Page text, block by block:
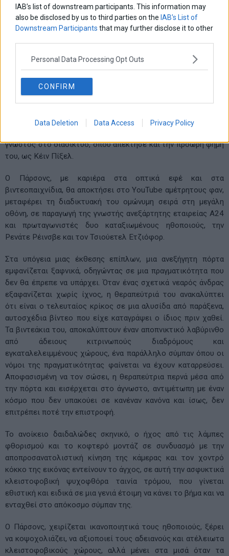
IAB’s list of downstream participants. This information may
also be disclosed by us to third parties on the IAB’s List of
Downstream Participants that may further disclose it to other
Personal Data Processing Opt Outs
CONFIRM
Data Deletion Data Access Privacy Policy
(«Backrooms») Ταινία τρόμου, αμερικάνικης παραγωγής του
2026, σε σκηνοθεσία Κέιν Πάρσονς, με τους Τσιούετελ
ψυχολογικού τρόμου για τους συνομήλικούς του, άντε και
λίγο παραπάνω, για τη γενιά, που έχει μάθει να μοιράζει τη
και ψηφιακής «πραγματικότητας», κοινωνικά δίκτυα και ό,τι
γνωστός στο διαδίκτυο, όπου απέκτησε και την πρόωρη φήμη
του, ως Κέιν Πίξελ.
Ο Πάρσονς, με καριέρα στα οπτικά εφέ και στα
βιντεοπαιχνίδια, θα αποκτήσει στο YouTube αμέτρητους φαν,
μεταφέρει τη διαδικτυακή του ομώνυμη σειρά στη μεγάλη
οθόνη, σε παραγωγή της γνωστής ανεξάρτητης εταιρείας Α24
και πρωταγωνιστές δυο καταξιωμένους ηθοποιούς, την
Ρενάτε Ρέινσβε και τον Τσιούετελ Ετζιόφορ.
Στα υπόγεια μιας έκθεσης επίπλων, μια ανεξήγητη πόρτα
εμφανίζεται ξαφνικά, οδηγώντας σε μια πραγματικότητα που
δεν θα έπρεπε να υπάρχει. Όταν ένας σχετικά νεαρός άνδρας
εξαφανίζεται χωρίς ίχνος, η θεραπεύτριά του ανακαλύπτει
ότι είναι ο τελευταίος κρίκος σε μια αλυσίδα από παράξενα,
αυτοσχέδια βίντεο που είχε καταγράψει ο ίδιος πριν χαθεί.
Τα βιντεάκια του, αποκαλύπτουν έναν αποπνικτικό λαβύρινθο
από άδειους κιτρινωπούς διαδρόμους και
εγκαταλελειμμένους χώρους, ένα παράλληλο σύμπαν όπου οι
νόμοι της πραγματικότητας φαίνεται να έχουν καταρρεύσει.
Αποφασισμένη να τον σώσει, η θεραπεύτρια περνά μέσα από
την πόρτα και εισέρχεται στο άγνωστο, αντιμέτωπη με έναν
κόσμο που δεν υπακούει σε κανέναν κανόνα και ίσως, δεν
επιτρέπει ποτέ την επιστροφή.
Το ανοίκειο δαιδαλώδες σκηνικό, ο ήχος από τις λάμπες
φθορισμού και το κοφτερό μοντάζ σε συνδυασμό με την
αποπροσανατολιστική κίνηση της κάμερας και τον χοντρό
κόκκο της εικόνας εντείνουν το άγχος, σε αυτή την ασφυκτικά
κλειστοφοβική ψυχοφθόρα ταινία τρόμου, που γίνεται
εθιστική και ειδικά σε μια γενιά έτοιμη να κάνει το βήμα και να
ενταχθεί στο απόκοσμο σύμπαν της.
Ο Πάρσονς, χειρίζεται ικανοποιητικά τους ηθοποιούς, ξέρει
να κοψοχολιάζει, να αξιοποιεί τους αδειανούς και ατέλειωτα
κλειστοφοβικούς χώρους, αλλά μένει στα μισά όταν τα